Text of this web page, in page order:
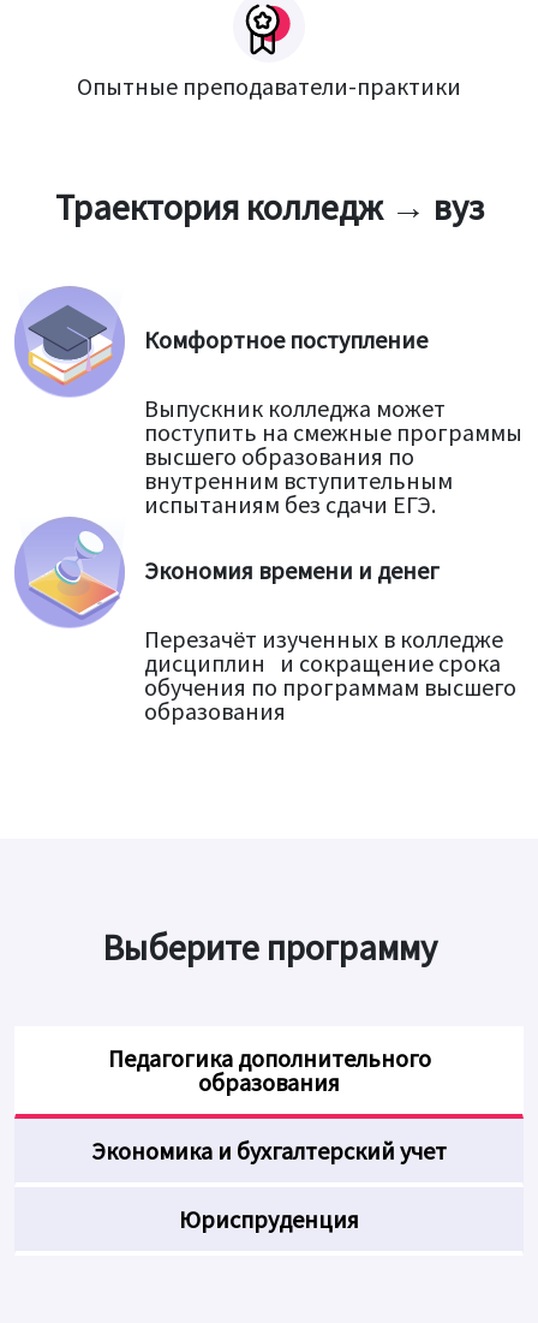
Опытные преподаватели-практики
Траектория колледж → вуз
Комфортное поступление
Выпускник колледжа может
поступить на смежные программы
высшего образования по
внутренним вступительным
испытаниям без сдачи ЕГЭ.
Экономия времени и денег
Перезачёт изученных в колледже
дисциплин и сокращение срока
обучения по программам высшего
образования
Выберите программу
Педагогика дополнительного
образования
Экономика и бухгалтерский учет
Юриспруденция